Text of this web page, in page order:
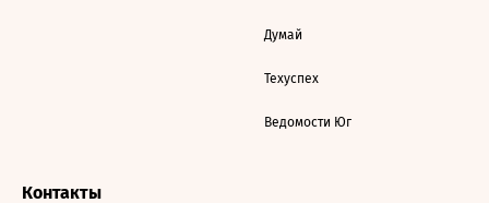
Думай
Техуспех
Ведомости Юг
Контакты